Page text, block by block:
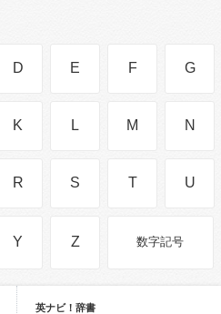
D E F G
K L M N
R S T U
Y Z 数字記号
英ナビ！辞書